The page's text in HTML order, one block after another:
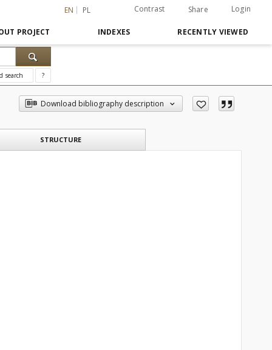
EN PL Contrast Share Login
PROJECT INDEXES RECENTLY VIEWED
search ?
Download bibliography description
STRUCTURE